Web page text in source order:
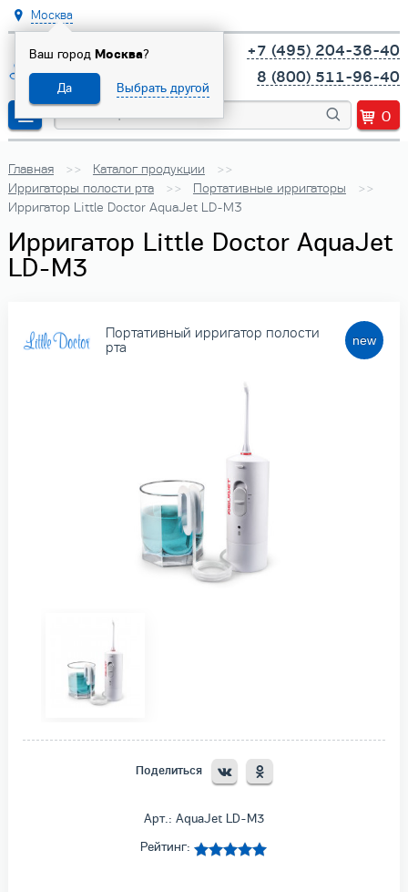
Москва
Ваш город Москва?
Да Выбрать другой
+7 (495) 204-36-40
8 (800) 511-96-40
0
Главная
Каталог продукции
Ирригаторы полости рта
Портативные ирригаторы
Ирригатор Little Doctor AquaJet LD-M3
Ирригатор Little Doctor AquaJet
LD-M3
Портативный ирригатор полости
рта
Поделиться
Арт.: AquaJet LD-M3
Рейтинг: